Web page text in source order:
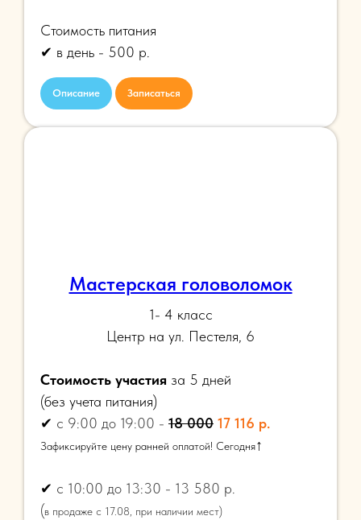
Стоимость питания
✔ в день - 500 р.
Описание Записаться
Мастерская головоломок
1- 4 класс
Центр на ул. Пестеля, 6
Стоимость участия за 5 дней
(без учета питания)
✔ с 9:00 до 19:00 - 18 000 17 116 р.
Зафиксируйте цену ранней оплатой! Сегодня↑
✔ с 10:00 до 13:30 - 13 580 р.
(в продаже с 17.08, при наличии мест)